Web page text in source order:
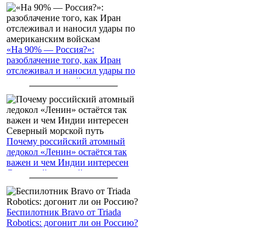
«На 90% — Россия?»:
разоблачение того, как Иран
отслеживал и наносил удары по
американским войскам
Почему российский атомный
ледокол «Ленин» остаётся так
важен и чем Индии интересен
Северный морской путь
Беспилотник Bravo от Triada
Robotics: догонит ли он Россию?